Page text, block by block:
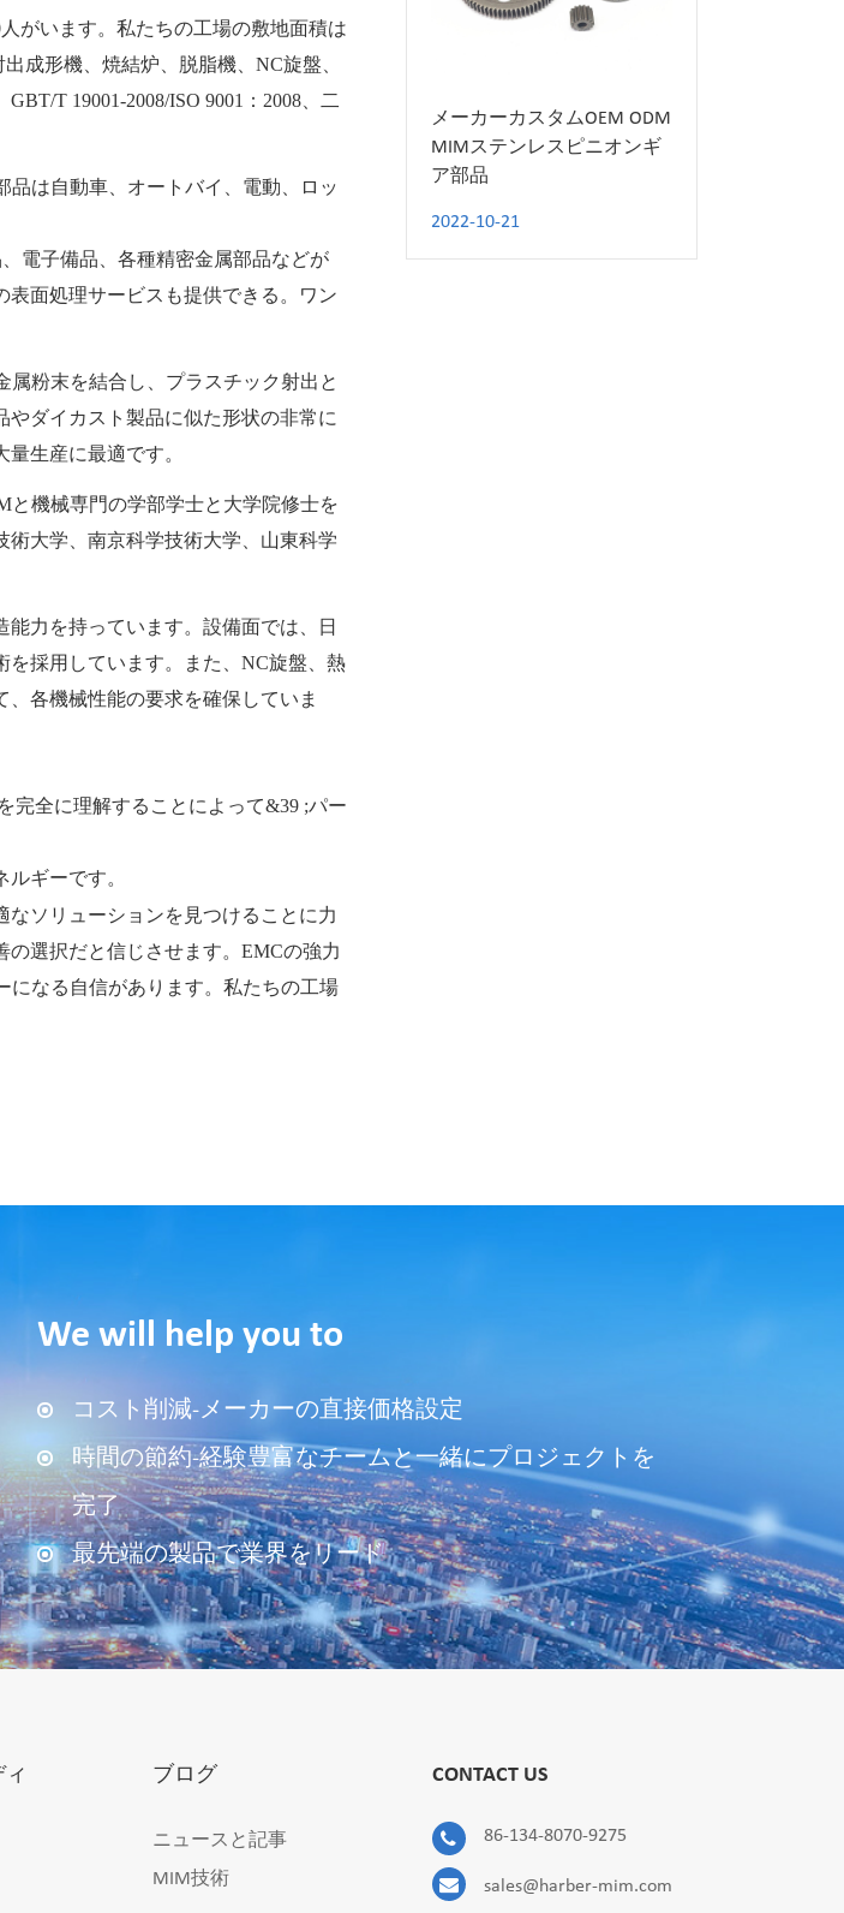
がいます。私たちの工場の敷地面積は
成形機、焼結炉、脱脂機、NC旋盤、
T 19001-2008/ISO 9001：2008、二
は自動車、オートバイ、電動、ロッ
電子備品、各種精密金属部品などが
面処理サービスも提供できる。ワン
粉末を結合し、プラスチック射出と
ダイカスト製品に似た形状の非常に
生産に最適です。
機械専門の学部学士と大学院修士を
大学、南京科学技術大学、山東科学
力を持っています。設備面では、日
採用しています。また、NC旋盤、熱
各機械性能の要求を確保していま
完全に理解することによって&39 ;パー
ギーです。
ソリューションを見つけることに力
選択だと信じさせます。EMCの強力
になる自信があります。私たちの工場
メーカーカスタムOEM ODM
MIMステンレスピニオンギ
ア部品
2022-10-21
We will help you to
コスト削減-メーカーの直接価格設定
時間の節約-経験豊富なチームと一緒にプロジェクトを
完了
最先端の製品で業界をリード
ブログ
ニュースと記事
MIM技術
CONTACT US
86-134-8070-9275
sales@harber-mim.com